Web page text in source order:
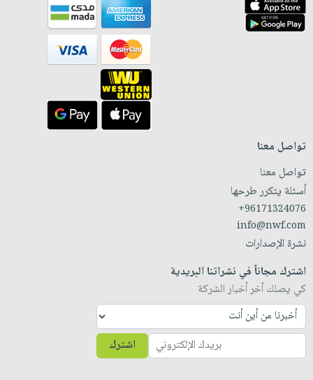
تواصل معنا
تواصل معنا
أسئلة يتكرر طرحها
+96171324076
info@nwf.com
نشرة الإصدارات
اشترك مجاناً في نشراتنا البريدية
كي يصلك آخر أخبار الشركة
اشترك